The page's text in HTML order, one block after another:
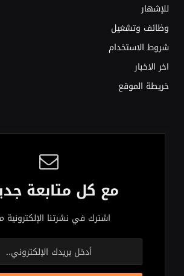
للإشهار
وظائف وتشغيل
شروط الاستخدام
اخر الاخبار
خريطة الموقع
مع كل متابعة
اشترك في نشرتنا الإلكترونية